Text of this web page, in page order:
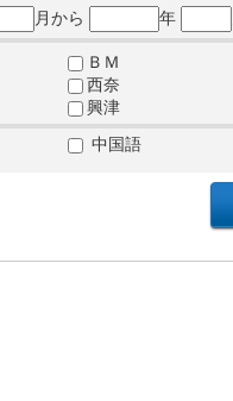
月から 年
ＢＭ
西奈
興津
中国語